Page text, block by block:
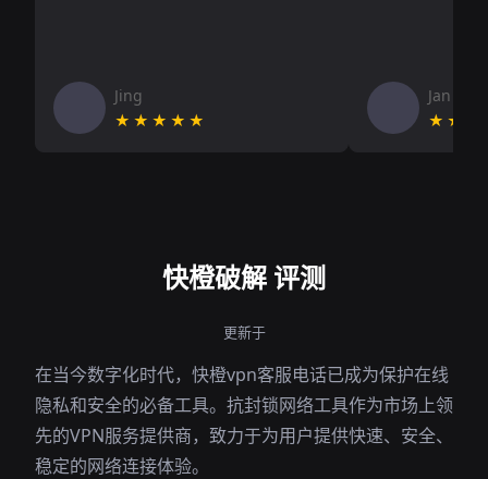
Jing
★★★★★
Jan V
快橙破解 评测
更新于
在当今数字化时代，快橙vpn客服电话已成为保护在线
隐私和安全的必备工具。抗封锁网络工具作为市场上领
先的VPN服务提供商，致力于为用户提供快速、安全、
稳定的网络连接体验。